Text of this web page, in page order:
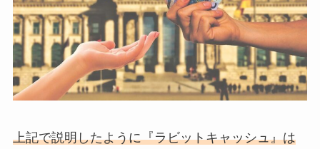
上記で説明したように『ラビットキャッシュ』は